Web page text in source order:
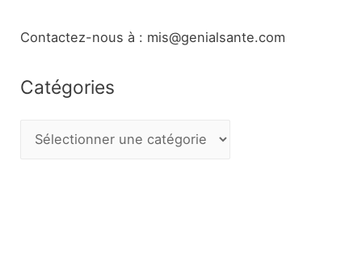
Contactez-nous à : mis@genialsante.com
Catégories